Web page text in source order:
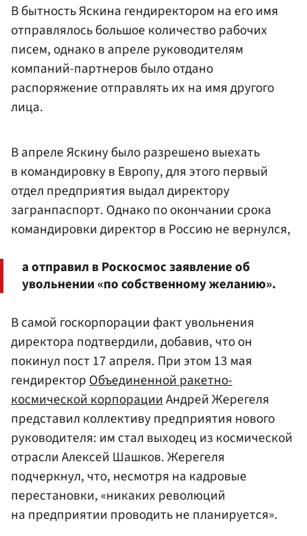
В бытность Яскина гендиректором на его имя
отправлялось большое количество рабочих
писем, однако в апреле руководителям
компаний-партнеров было отдано
распоряжение отправлять их на имя другого
лица.
В апреле Яскину было разрешено выехать
в командировку в Европу, для этого первый
отдел предприятия выдал директору
загранпаспорт. Однако по окончании срока
командировки директор в Россию не вернулся,
а отправил в Роскосмос заявление об
увольнении «по собственному желанию».
В самой госкорпорации факт увольнения
директора подтвердили, добавив, что он
покинул пост 17 апреля. При этом 13 мая
гендиректорОбъединенной ракетно-
космической корпорацииАндрей Жерегеля
представил коллективу предприятия нового
руководителя: им стал выходец из космической
отрасли Алексей Шашков. Жерегеля
подчеркнул, что, несмотря на кадровые
перестановки, «никаких революций
на предприятии проводить не планируется».